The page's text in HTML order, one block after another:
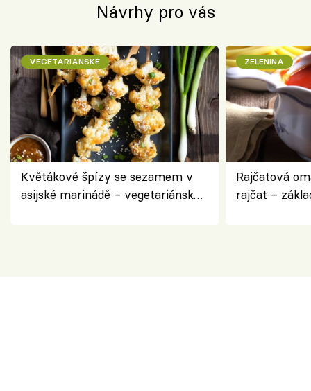
Návrhy pro vás
VEGETARIÁNSKÉ
Květákové špízy se sezamem v
asijské marinádě – vegetariánská
ZELENINA
Rajčatová
rajčat –